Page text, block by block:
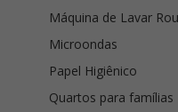
Máquina de Lavar
Microondas
Papel Higiênico
Quartos para famílias